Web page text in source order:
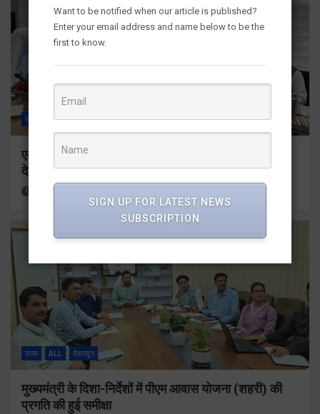
राज्य ALL देहरादून
एमडीडीए बोर्ड बैठक में 25 विकास प्रस्तावों को मिली मंजूरी,
देहरादून-मसूरी के नियोजित विकास को मिलेगी रफ्तार
राज्य ALL देहरादून
मुख्यमंत्री के दिशा-निर्देशों में पीएम आवास योजना (शहरी) की
प्रगति की हुई समीक्षा
Want to be notified when our article is published?
Enter your email address and name below to be the
first to know.
SIGN UP FOR LATEST NEWS
SUBSCRIPTION